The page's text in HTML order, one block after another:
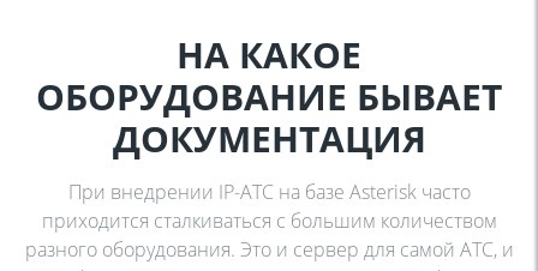
НА КАКОЕ
ОБОРУДОВАНИЕ БЫВАЕТ
ДОКУМЕНТАЦИЯ
При внедрении IP-АТС на базе Asterisk часто
приходится сталкиваться с большим количеством
разного оборудования. Это и сервер для самой АТС,и